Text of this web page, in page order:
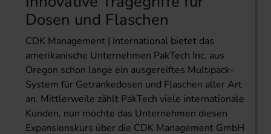
Dosen und Flaschen
CDK Management | International bietet das
amerikanische Unternehmen PakTech Inc. aus
Oregon schon lange ein ausgereiftes Multipack-
System für Getränkedosen und Flaschen aller Art
an. Mittlerweile zählt PakTech viele internationale
Kunden, nun möchte das Unternehmen diesen
Expansionskurs über die CDK Management GmbH